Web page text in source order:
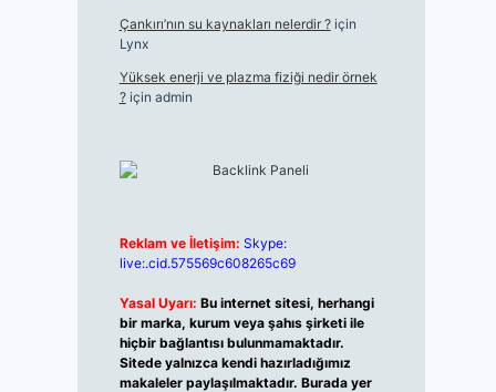
Çankırı’nın su kaynakları nelerdir ?için
Lynx
Yüksek enerji ve plazma fiziği nedir örnek
?için admin
Reklam ve İletişim: Skype:
live:.cid.575569c608265c69
Yasal Uyarı: Bu internet sitesi, herhangi
bir marka, kurum veya şahıs şirketi ile
hiçbir bağlantısı bulunmamaktadır.
Sitede yalnızca kendi hazırladığımız
makaleler paylaşılmaktadır. Burada yer